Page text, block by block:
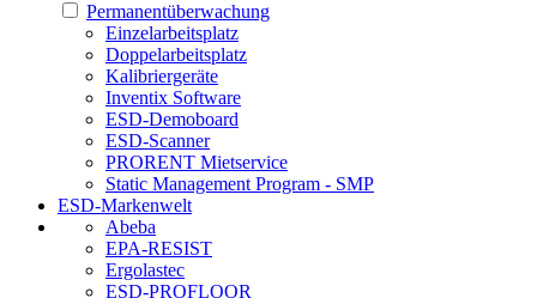
Permanentüberwachung
Einzelarbeitsplatz
Doppelarbeitsplatz
Kalibriergeräte
Inventix Software
ESD-Demoboard
ESD-Scanner
PRORENT Mietservice
Static Management Program - SMP
ESD-Markenwelt
Abeba
EPA-RESIST
Ergolastec
ESD-PROFLOOR